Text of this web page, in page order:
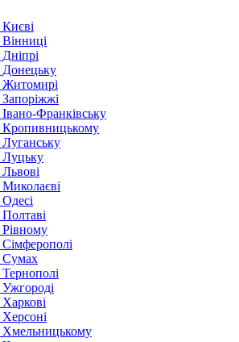
Франківську
Кропивницькому
Луцьку
Сумах
Хмельницькому